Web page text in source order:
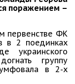
поражением –
первенстве ФК
в 2 поединках
украинского
группу
в 2-х